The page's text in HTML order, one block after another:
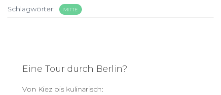
Schlagwörter: MITTE
Eine Tour durch Berlin?
Von Kiez bis kulinarisch: